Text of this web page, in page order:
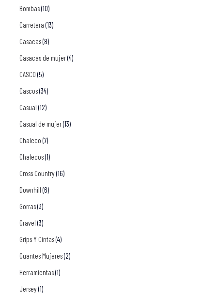
Bombas(10)
Carretera (13)
Casacas(8)
Casacas de mujer(4)
CASCO (5)
Cascos(34)
Casual (12)
Casual de mujer(13)
Chaleco (7)
Chalecos(1)
Cross Country(16)
Downhill (6)
Gorras(3)
Gravel (3)
Grips Y Cintas(4)
Guantes Mujeres(2)
Herramientas(1)
Jersey(1)